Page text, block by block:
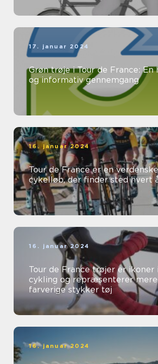
17. januar 2024
Grøn trøje i Tour de France: En
og informativ gennemgang
16. januar 2024
Tour de France er en
cykelløb, der finder sted hvert
16. januar 2024
Tour de France trøjer er ikoner
cykling og repræsenterer
farverige stykker tøj
16. januar 2024